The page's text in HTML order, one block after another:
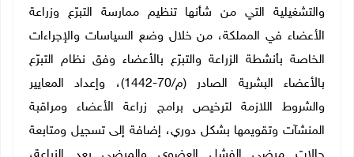
والتشغيلية التي من شأنها تنظيم ممارسة التبرّع وزراعة
الأعضاء في المملكة، من خلال وضع السياسات والإجراءات
الخاصة بأنشطة الزراعة والتبرّع بالأعضاء وفق نظام التبرّع
بالأعضاء البشرية الصادر (م/70-1442)، وإعداد المعايير
والشروط اللازمة لترخيص برامج زراعة الأعضاء ومراقبة
المنشآت وتقويمها بشكل دوري، إضافة إلى تسجيل ومتابعة